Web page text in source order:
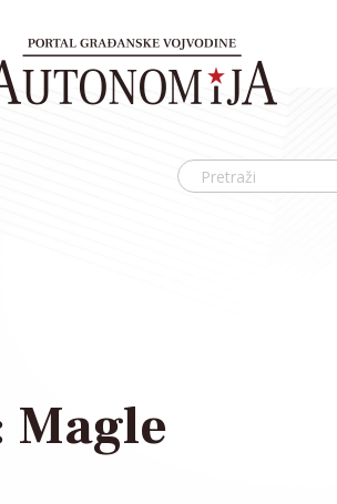
Magle